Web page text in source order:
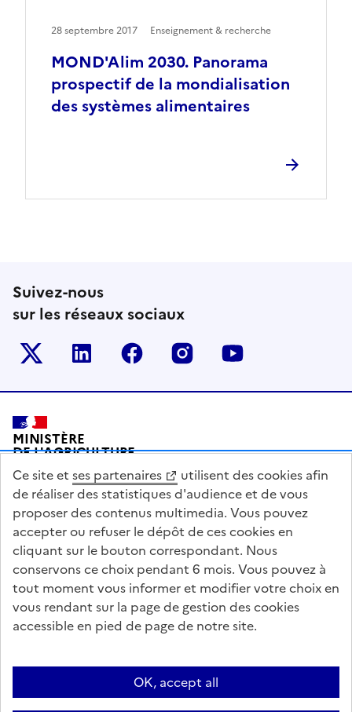
MOND'Alim 2030. Panorama
prospectif de la mondialisation
des systèmes alimentaires
28 septembre 2017 Enseignement & recherche
Suivez-nous
sur les réseaux sociaux
Le ministère sur Twitter
Le ministère sur LinkedIn
Le ministère sur Facebook
Le ministère sur
Pied de page
MINISTÈRE
DE L'AGRICULTURE
DE L'AGRO-ALIMENTAIRE
ET DE LA SOUVERAINETÉ
ALIMENTAIRE
legifrance.gouv.fr
info.gouv.fr
service-public.gouv.fr
data.gouv.fr
Questions fréquentes / Contacts
Informations publiques
Mentions légales
Archives presse English contents Cookies
Ce site et ses partenaires
utilisent des cookies afin
de réaliser des statistiques d'audience et de vous
proposer des contenus multimedia. Vous pouvez
accepter ou refuser le dépôt de ces cookies en
cliquant sur le bouton correspondant. Nous
conservons ce choix pendant 6 mois. Vous pouvez à
tout moment vous informer et modifier votre choix en
vous rendant sur la page de gestion des cookies
accessible en pied de page de notre site.
OK, accept all